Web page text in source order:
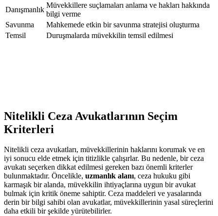
Danışmanlık
Müvekkillere suçlamaları anlama ve hakları hakkında
bilgi verme
Savunma
Mahkemede etkin bir savunma stratejisi oluşturma
Temsil
Duruşmalarda müvekkilin temsil edilmesi
Nitelikli Ceza Avukatlarının Seçim
Kriterleri
Nitelikli ceza avukatları, müvekkillerinin haklarını korumak ve en
iyi sonucu elde etmek için titizlikle çalışırlar. Bu nedenle, bir ceza
avukatı seçerken dikkat edilmesi gereken bazı önemli kriterler
bulunmaktadır. Öncelikle, uzmanlık alanı, ceza hukuku gibi
karmaşık bir alanda, müvekkilin ihtiyaçlarına uygun bir avukat
bulmak için kritik öneme sahiptir. Ceza maddeleri ve yasalarında
derin bir bilgi sahibi olan avukatlar, müvekkillerinin yasal süreçlerini
daha etkili bir şekilde yürütebilirler.